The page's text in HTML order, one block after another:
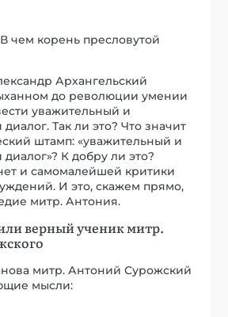
чем корень пресловутой
Архангельский
до революции умении
уважительный и
Так ли это? Что значит
штамп: «уважительный и
К добру ли это?
и самомалейшей критики
И это, скажем прямо,
митр. Антония.
верный ученик митр.
митр. Антоний Сурожский
мысли: